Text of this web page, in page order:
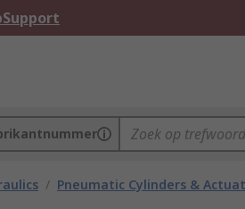
Support
/ Pneumatic Cylinders &